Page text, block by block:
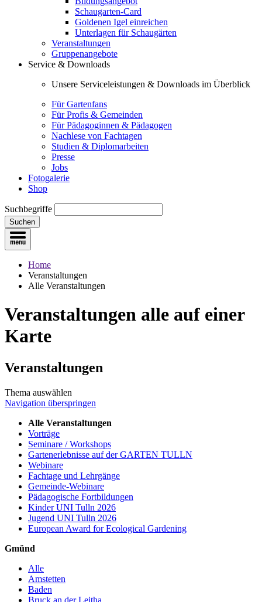
Schaugarten-Card
Goldenen Igel einreichen
Unterlagen für Schaugärten
Veranstaltungen
Gruppenangebote
Service & Downloads
Unsere Serviceleistungen & Downloads im Überblick
Für Gartenfans
Für Profis & Gemeinden
Für Pädagoginnen & Pädagogen
Nachlese von Fachtagen
Studien & Diplomarbeiten
Presse
Jobs
Fotogalerie
Shop
Suchbegriffe
Suchen
Home
Veranstaltungen
Alle Veranstaltungen
Veranstaltungen alle auf einer
Karte
Veranstaltungen
Thema auswählen
Navigation überspringen
Alle Veranstaltungen
Vorträge
Seminare / Workshops
Gartenerlebnisse auf der GARTEN TULLN
Webinare
Fachtage und Lehrgänge
Gemeinde-Webinare
Pädagogische Fortbildungen
Kinder UNI Tulln 2026
Jugend UNI Tulln 2026
European Award for Ecological Gardening
Gmünd
Alle
Amstetten
Baden
Bruck an der Leitha